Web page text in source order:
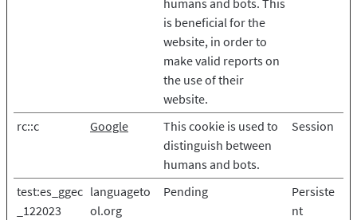
humans and bots. This
is beneficial for the
website, in order to
make valid reports on
the use of their
website.
rc::c
Google
This cookie is used to
distinguish between
humans and bots.
Session
test:es_ggec
_122023
languageto
ol.org
Pending
Persiste
nt